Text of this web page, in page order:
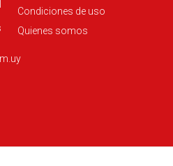
Condiciones de uso
Quienes somos